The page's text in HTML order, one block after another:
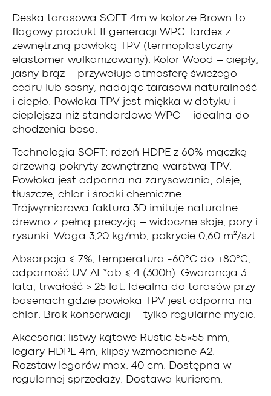
Deska tarasowa SOFT 4m w kolorze Brown to
flagowy produkt II generacji WPC Tardex z
zewnętrzną powłoką TPV (termoplastyczny
elastomer wulkanizowany). Kolor Wood – ciepły,
jasny brąz – przywołuje atmosferę świeżego
cedru lub sosny, nadając tarasowi naturalność
i ciepło. Powłoka TPV jest miękka w dotyku i
cieplejsza niż standardowe WPC – idealna do
chodzenia boso.
Technologia SOFT: rdzeń HDPE z 60% mączką
drzewną pokryty zewnętrzną warstwą TPV.
Powłoka jest odporna na zarysowania, oleje,
tłuszcze, chlor i środki chemiczne.
Trójwymiarowa faktura 3D imituje naturalne
drewno z pełną precyzją – widoczne słoje, pory i
rysunki. Waga 3,20 kg/mb, pokrycie 0,60 m²/szt.
Absorpcja ≤ 7%, temperatura -60°C do +80°C,
odporność UV ΔE*ab ≤ 4 (300h). Gwarancja 3
lata, trwałość > 25 lat. Idealna do tarasów przy
basenach gdzie powłoka TPV jest odporna na
chlor. Brak konserwacji – tylko regularne mycie.
Akcesoria: listwy kątowe Rustic 55×55 mm,
legary HDPE 4m, klipsy wzmocnione A2.
Rozstaw legarów max. 40 cm. Dostępna w
regularnej sprzedaży. Dostawa kurierem.